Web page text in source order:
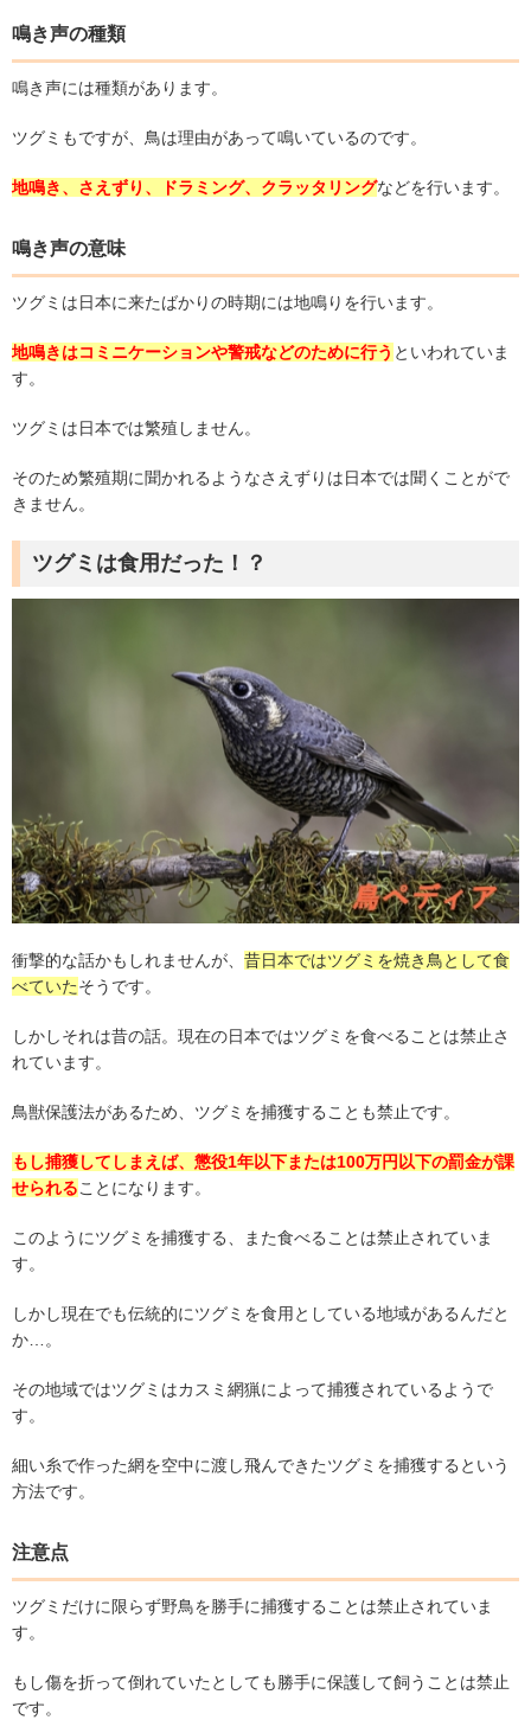
鳴き声の種類
鳴き声には種類があります。
ツグミもですが、鳥は理由があって鳴いているのです。
地鳴き、さえずり、ドラミング、クラッタリングなどを行います。
鳴き声の意味
ツグミは日本に来たばかりの時期には地鳴りを行います。
地鳴きはコミニケーションや警戒などのために行う といわれていま
す。
ツグミは日本では繁殖しません。
そのため繁殖期に聞かれるようなさえずりは日本では聞くことがで
きません。
ツグミは食用だった！？
衝撃的な話かもしれませんが、 昔日本ではツグミを焼き鳥として食
べていたそうです。
しかしそれは昔の話。現在の日本ではツグミを食べることは禁止さ
れています。
鳥獣保護法があるため、ツグミを捕獲することも禁止です。
もし捕獲してしまえば、懲役1年以下または100万円以下の罰金が課
せられることになります。
このようにツグミを捕獲する、また食べることは禁止されていま
す。
しかし現在でも伝統的にツグミを食用としている地域があるんだと
か…。
その地域ではツグミはカスミ網猟によって捕獲されているようで
す。
細い糸で作った網を空中に渡し飛んできたツグミを捕獲するという
方法です。
注意点
ツグミだけに限らず野鳥を勝手に捕獲することは禁止されていま
す。
もし傷を折って倒れていたとしても勝手に保護して飼うことは禁止
です。